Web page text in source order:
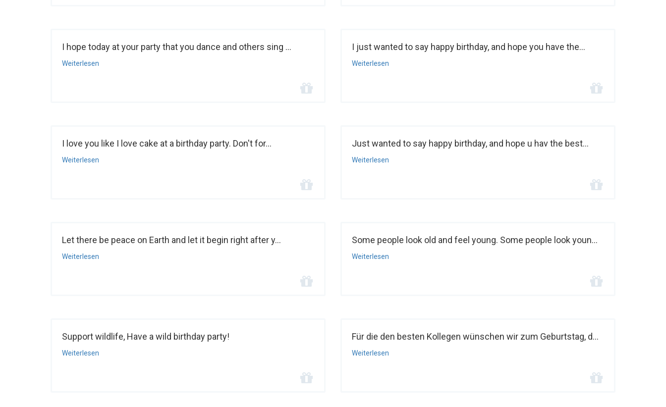
I hope today at your party that you dance and others sing ...
Weiterlesen
I just wanted to say happy birthday, and hope you have the...
Weiterlesen
I love you like I love cake at a birthday party. Don't for...
Weiterlesen
Just wanted to say happy birthday, and hope u hav the best...
Weiterlesen
Let there be peace on Earth and let it begin right after y...
Weiterlesen
Some people look old and feel young. Some people look youn...
Weiterlesen
Support wildlife, Have a wild birthday party!
Weiterlesen
Für die den besten Kollegen wünschen wir zum Geburtstag, d...
Weiterlesen